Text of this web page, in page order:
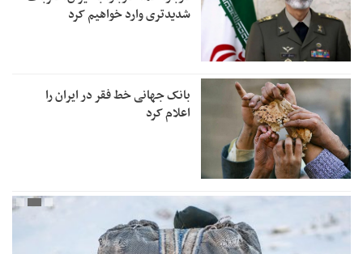
شدیدتری وارد خواهیم کرد
بانک جهانی خط فقر در ایران را
اعلام کرد